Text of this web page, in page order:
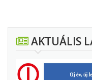
AKTUÁLIS